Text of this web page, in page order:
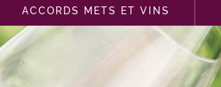
ACCORDS METS ET VINS